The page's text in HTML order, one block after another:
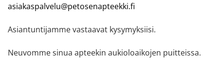
asiakaspalvelu@petosenapteekki.fi
Asiantuntijamme vastaavat kysymyksiisi.
Neuvomme sinua apteekin aukioloaikojen puitteissa.